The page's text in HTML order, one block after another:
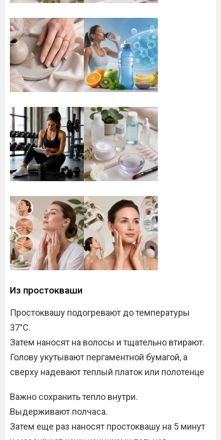
Из простокваши
Простоквашу подогревают до температуры
37°C.
Затем наносят на волосы и тщательно втирают.
Голову укутывают пергаментной бумагой, а
сверху надевают теплый платок или полотенце
Важно сохранить тепло внутри.
Выдерживают полчаса.
Затем еще раз наносят простоквашу на 5 минут